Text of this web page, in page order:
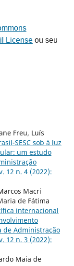
Licenseou seu
Freu, Luís
SESC sob à luz
um estudo
12 n. 4 (2022):
Macri
de Fátima
internacional
de Administração
12 n. 3 (2022):
Maia de